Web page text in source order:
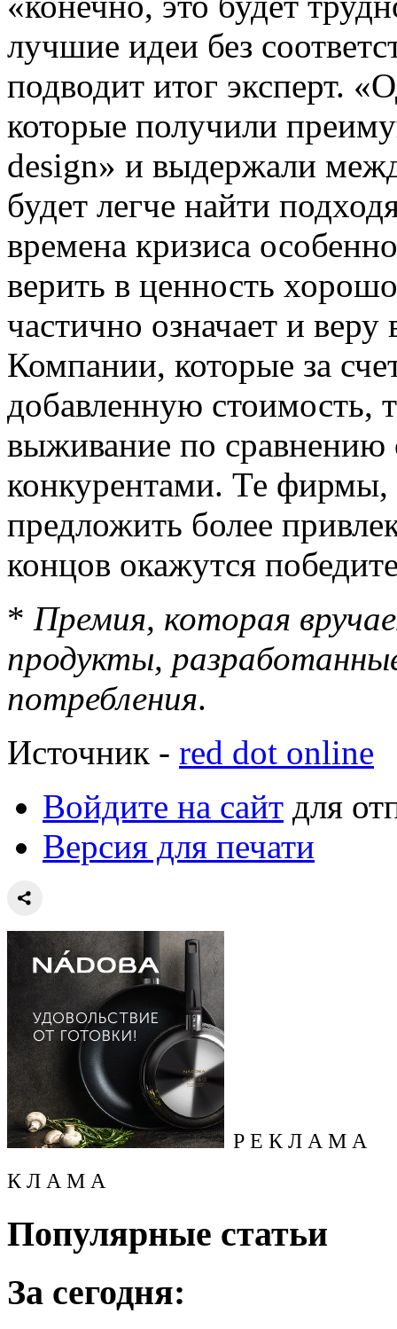
лучшие идеи без
подводит итог эксперт.
которые получили
design» и выдержали
будет легче найти
времена кризиса
верить в ценность
частично означает и
Компании, которые за
добавленную стоимость,
выживание по сравнению
конкурентами. Те
предложить более
концов окажутся
* Премия, которая
продукты,
потребления.
Источник - red dot online
Войдите на сайт для
Версия для печати
Р Е К Л А М А
К Л А М А
Популярные статьи
За сегодня: